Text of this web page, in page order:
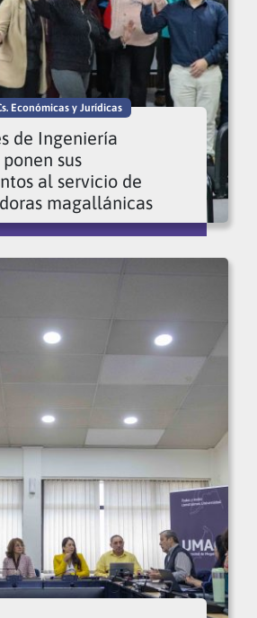
Económicas y Jurídicas
de Ingeniería
sus
al servicio de
magallánicas